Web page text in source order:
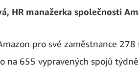
HR manažerka společnosti
pro své zaměstnance
na 655 vypravených spojů